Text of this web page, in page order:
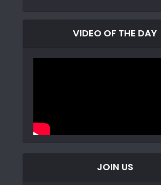
VIDEO OF THE DAY
JOIN US